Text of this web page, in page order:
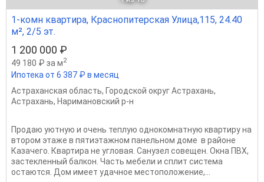
1-комн квартира, Краснопитерская Улица,115, 24.40
м², 2/5 эт.
1 200 000 ₽
49 180 ₽ за м2
Ипотека от 6 387 ₽ в месяц
Астраханская область, Городской округ Астрахань,
Астрахань, Наримановский р-н
Продаю уютную и очень теплую однокомнатную квартиру на
втором этаже в пятиэтажном панельном доме в районе
Казачего. Квартира не угловая. Санузел совещен. Окна ПВХ,
застекленный балкон. Часть мебели и сплит система
остаются. Дом имеет удачное местоположение,...